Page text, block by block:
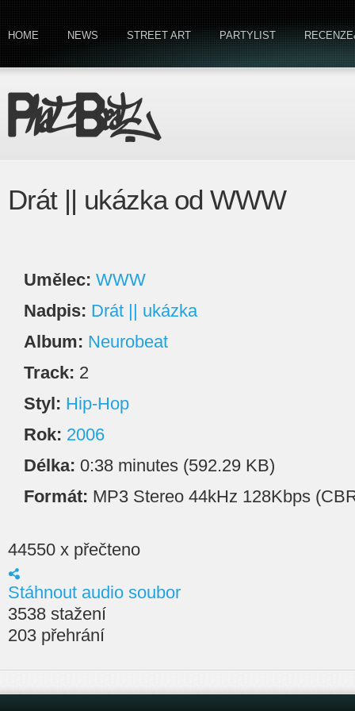
HOME NEWS STREET ART PARTYLIST
Drát || ukázka od WWW
Umělec: WWW
Nadpis: Drát || ukázka
Album: Neurobeat
Track: 2
Styl: Hip-Hop
Rok: 2006
Délka: 0:38 minutes (592.29 KB)
Formát: MP3 Stereo 44kHz 128Kbps
44550 x přečteno
Stáhnout audio soubor
3538 stažení
203 přehrání